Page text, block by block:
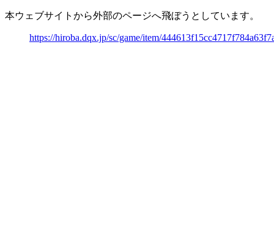
本ウェブサイトから外部のページへ飛ぼうとしています。
https://hiroba.dqx.jp/sc/game/item/